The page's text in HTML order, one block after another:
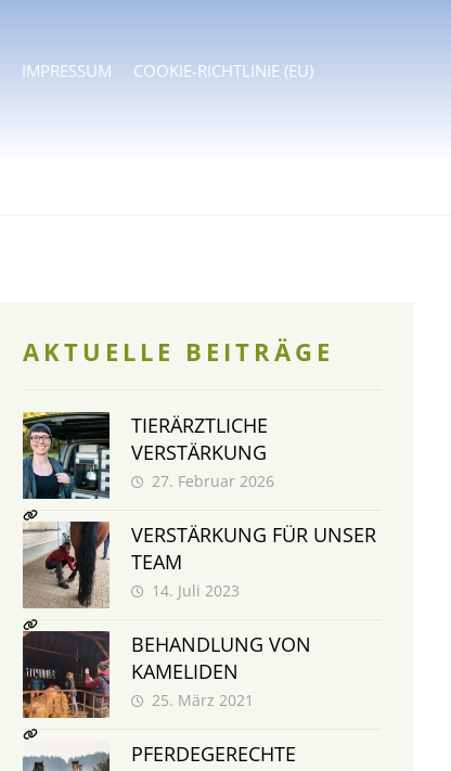
IMPRESSUM COOKIE-RICHTLINIE (EU)
AKTUELLE BEITRÄGE
TIERÄRZTLICHE
VERSTÄRKUNG
27. Februar 2026
VERSTÄRKUNG FÜR UNSER
TEAM
14. Juli 2023
BEHANDLUNG VON
KAMELIDEN
25. März 2021
PFERDEGERECHTE